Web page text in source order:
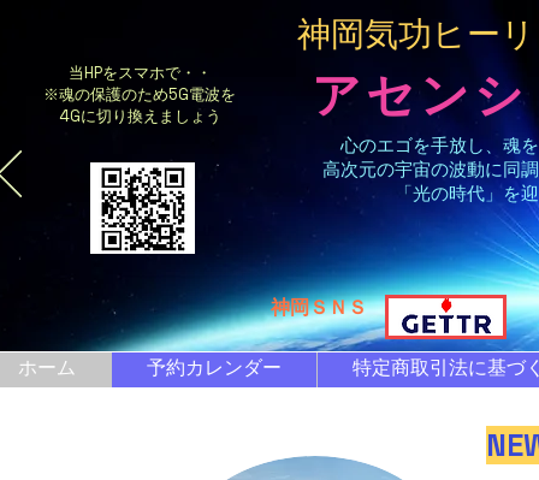
当HPをスマホで・・
※魂の保護のため5G電波を
4Gに切り換えましょう
アセン
神岡気功ヒー
心のエゴを手放し、魂
高次元の宇宙の波動に同
「光の時代」を
​神岡ＳＮＳ
ホーム 予約カレンダー 特定商取引法に基づ